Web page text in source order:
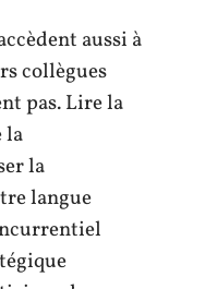
aussi à
collègues
pas. Lire la
la
la
langue